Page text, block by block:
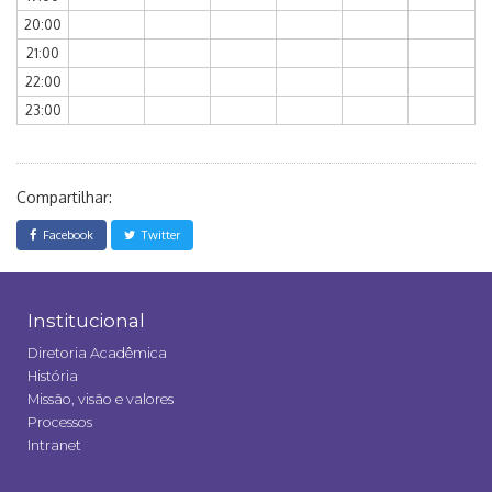
20:00
21:00
22:00
23:00
Compartilhar:
Facebook Twitter
Institucional
Diretoria Acadêmica
História
Missão, visão e valores
Processos
Intranet